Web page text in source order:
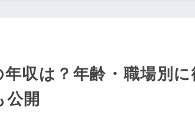
収は？年齢・職場別
公開